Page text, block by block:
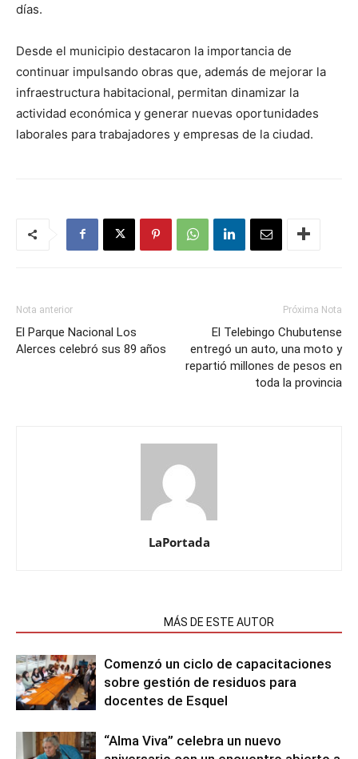
días.
Desde el municipio destacaron la importancia de
continuar impulsando obras que, además de mejorar la
infraestructura habitacional, permitan dinamizar la
actividad económica y generar nuevas oportunidades
laborales para trabajadores y empresas de la ciudad.
Nota anterior
El Parque Nacional Los
Alerces celebró sus 89 años
Próxima Nota
El Telebingo Chubutense
entregó un auto, una moto y
repartió millones de pesos en
toda la provincia
LaPortada
MÁS DE ESTE AUTOR
Comenzó un ciclo de capacitaciones
sobre gestión de residuos para
docentes de Esquel
“Alma Viva” celebra un nuevo